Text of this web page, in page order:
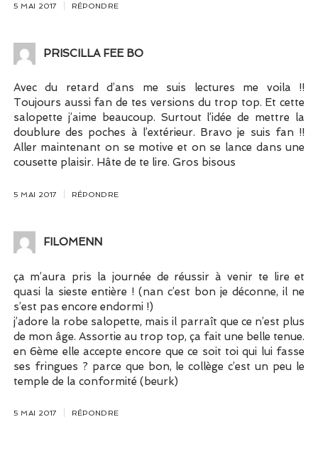
5 MAI 2017 RÉPONDRE
PRISCILLA FEE BO
Avec du retard d’ans me suis lectures me voila !!
Toujours aussi fan de tes versions du trop top. Et cette
salopette j’aime beaucoup. Surtout l’idée de mettre la
doublure des poches à l’extérieur. Bravo je suis fan !!
Aller maintenant on se motive et on se lance dans une
cousette plaisir. Hâte de te lire. Gros bisous
5 MAI 2017 RÉPONDRE
FILOMENN
ça m’aura pris la journée de réussir à venir te lire et
quasi la sieste entière ! (nan c’est bon je déconne, il ne
s’est pas encore endormi !)
j’adore la robe salopette, mais il parraît que ce n’est plus
de mon âge. Assortie au trop top, ça fait une belle tenue.
en 6ème elle accepte encore que ce soit toi qui lui fasse
ses fringues ? parce que bon, le collège c’est un peu le
temple de la conformité (beurk)
5 MAI 2017 RÉPONDRE